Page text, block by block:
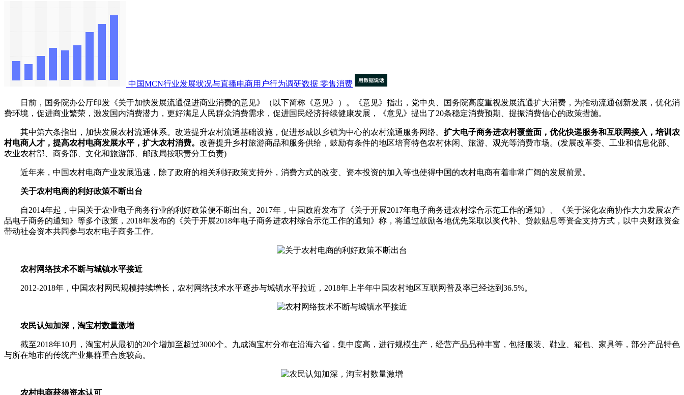
中国MCN行业发展状况与直播电商用户行为调研数据 零售消费
日前，国务院办公厅印发《关于加快发展流通促进商业消费的意见》（以下简称《意见》）。《意见》指出，党中央、国务院高度重视发展流通扩大消费，为推动流通创新发展，优化消
费环境，促进商业繁荣，激发国内消费潜力，更好满足人民群众消费需求，促进国民经济持续健康发展，《意见》提出了20条稳定消费预期、提振消费信心的政策措施。
其中第六条指出，加快发展农村流通体系。改造提升农村流通基础设施，促进形成以乡镇为中心的农村流通服务网络。 扩大电子商务进农村覆盖面，优化快递服务和互联网接入，培训农
村电商人才，提高农村电商发展水平，扩大农村消费。 改善提升乡村旅游商品和服务供给，鼓励有条件的地区培育特色农村休闲、旅游、观光等消费市场。(发展改革委、工业和信息化部、
农业农村部、商务部、文化和旅游部、邮政局按职责分工负责)
近年来，中国农村电商产业发展迅速，除了政府的相关利好政策支持外，消费方式的改变、资本投资的加入等也使得中国的农村电商有着非常广阔的发展前景。
关于农村电商的利好政策不断出台
自2014年起，中国关于农业电子商务行业的利好政策便不断出台。2017年，中国政府发布了《关于开展2017年电子商务进农村综合示范工作的通知》、《关于深化农商协作大力发展农产
品电子商务的通知》等多个政策，2018年发布的《关于开展2018年电子商务进农村综合示范工作的通知》称，将通过鼓励各地优先采取以奖代补、贷款贴息等资金支持方式，以中央财政资金
带动社会资本共同参与农村电子商务工作。
农村网络技术不断与城镇水平接近
2012-2018年，中国农村网民规模持续增长，农村网络技术水平逐步与城镇水平拉近，2018年上半年中国农村地区互联网普及率已经达到36.5%。
农民认知加深，淘宝村数量激增
截至2018年10月，淘宝村从最初的20个增加至超过3000个。九成淘宝村分布在沿海六省，集中度高，进行规模生产，经营产品品种丰富，包括服装、鞋业、箱包、家具等，部分产品特色
与所在地市的传统产业集群重合度较高。
农村电商获得资本认可